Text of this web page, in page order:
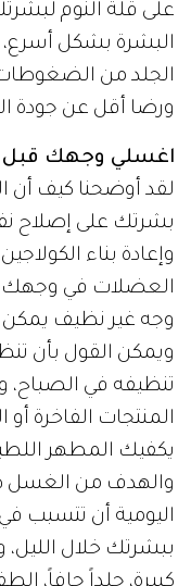
على قلة النوم
البشرة بشكل أسرع،
الجلد من
ورضا أقل عن جودة
اغسلي وجهك قبل
لقد أوضحنا كيف أن
بشرتك على إصلاح
وإعادة بناء
العضلات في وجهك
وجه غير نظيف
ويمكن القول بأن
تنظيفه في الصباح،
المنتجات الفاخرة
يكفيك المطهر
والهدف من الغسل
اليومية أن تتسبب
ببشرتك خلال